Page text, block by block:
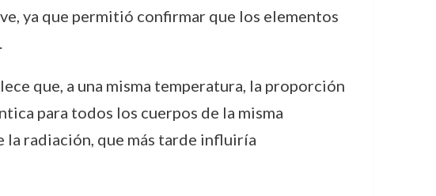
ya que permitió confirmar que los elementos
que, a una misma temperatura, la proporción
para todos los cuerpos de la misma
radiación, que más tarde influiría